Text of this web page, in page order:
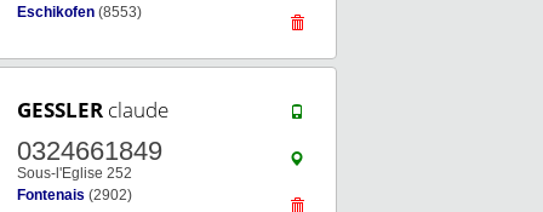
Eschikofen (8553)
GESSLER claude
0324661849
Sous-l'Eglise 252
Fontenais (2902)